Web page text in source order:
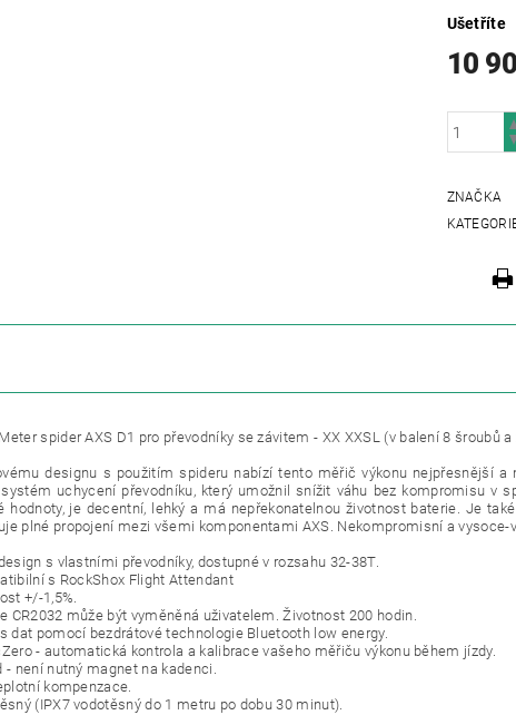
Ušetříte
10
ZNAČKA
spider AXS D1 pro převodníky se závitem - XX XXSL (v balení 8 šroubů
designu s použitím spideru nabízí tento měřič výkonu nejpřesnější
uchycení převodníku, který umožnil snížit váhu bez kompromisu v
hodnoty, je decentní, lehký a má nepřekonatelnou životnost baterie. Je
plné propojení mezi všemi komponentami AXS. Nekompromisní a vysoce-
s vlastními převodníky, dostupné v rozsahu 32-38T.
s RockShox Flight Attendant
+/-1,5%.
CR2032 může být vyměněná uživatelem. Životnost 200 hodin.
dat pomocí bezdrátové technologie Bluetooth low energy.
- automatická kontrola a kalibrace vašeho měřiču výkonu během jízdy.
- není nutný magnet na kadenci.
kompenzace.
(IPX7 vodotěsný do 1 metru po dobu 30 minut).